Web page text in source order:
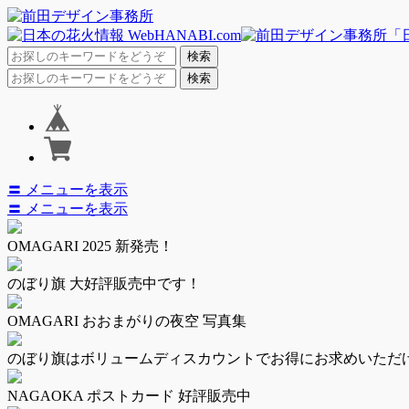
〓 メニューを表示
〓 メニューを表示
OMAGARI 2025 新発売！
のぼり旗 大好評販売中です！
OMAGARI おおまがりの夜空 写真集
のぼり旗はボリュームディスカウントでお得にお求めいただ
NAGAOKA ポストカード 好評販売中